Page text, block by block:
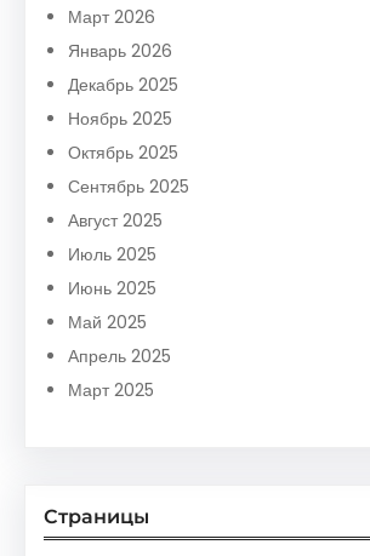
Март 2026
Январь 2026
Декабрь 2025
Ноябрь 2025
Октябрь 2025
Сентябрь 2025
Август 2025
Июль 2025
Июнь 2025
Май 2025
Апрель 2025
Март 2025
Страницы